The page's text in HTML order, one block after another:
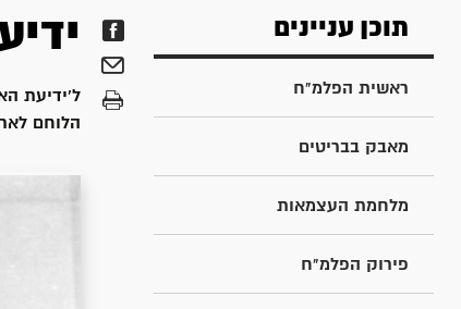
תוכן עניינים
ראשית הפלמ"ח
מאבק בבריטים
מלחמת העצמאות
פירוק הפלמ"ח
ל'ידיעת
הלוחם